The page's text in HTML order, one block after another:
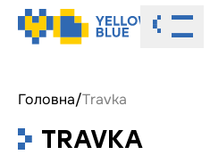
Головна/Travka
TRAVKA